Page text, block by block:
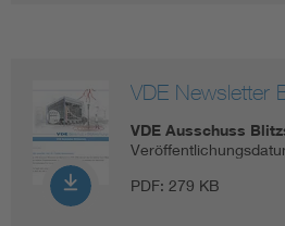
VDE Newsletter
VDE Ausschuss
PDF: 279 KB